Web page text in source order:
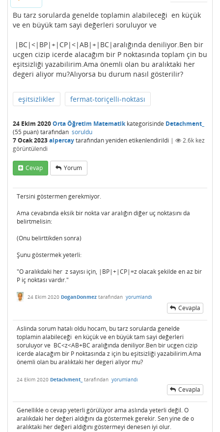
Bu tarz sorularda genelde toplamin alabileceği en küçük
ve en büyük tam sayi değerleri soruluyor ve
|BC|<|BP|+|CP|<|AB|+|BC|aralığında deniliyor.Ben bir
ucgen cizip icerde alacağım bir P noktasında toplam çin bu
eşitsizliği yazabilirim.Ama önemli olan bu aralıktaki her
degeri aliyor mu?Alıyorsa bu durum nasıl gösterilir?
eşitsizlikler fermat-toriçelli-noktası
24 Ekim 2020Orta Öğretim Matematikkategorisinde Detachment_
(55 puan) tarafından soruldu
7 Ocak 2023alpercaytarafındanyeniden etikenlendirildi | 2.6k kez
görüntülendi
Cevap Yorum
Tersini göstermen gerekmiyor.
Ama cevabında eksik bir nokta var aralığın diğer uç noktasını da
belirtmelisin:
(Onu belirttikden sonra)
Şunu göstermek yeterli:
"O aralıkdaki her z sayısı için, |BP|+|CP|=z olacak şekilde en az bir
P iç noktası vardır."
24 Ekim 2020 DoganDonmez tarafından yorumlandı
Cevapla
Aslinda sorum hatalı oldu hocam, bu tarz sorularda genelde
toplamin alabileceği en küçük ve en büyük tam sayi değerleri
soruluyor ve BC<z<AB+BC aralığında deniliyor.Ben bir ucgen cizip
icerde alacağım bir P noktasında z için bu eşitsizliği yazabilirim.Ama
önemli olan bu aralıktaki her degeri aliyor mu?
24 Ekim 2020 Detachment_ tarafından yorumlandı
Cevapla
Genellikle o cevap yeterli görülüyor ama aslında yeterli değil. O
aralıkdaki her değeri aldığını da göstermek gerekir. Sen yine de o
aralıktaki her değeri aldığını göstermeyi denesen iyi olur.